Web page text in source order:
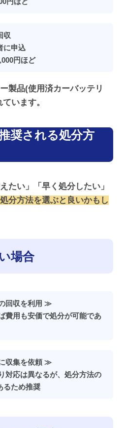
収
に申込
円ほど
製品(使用済カーバッテリ
います。
奨される処分方
たい」「早く処分したい」
分方法を選ぶと良いかもし
場合
回収を利用 ≫
費用も安価で処分が可能であ
収集を依頼 ≫
対応は異なるが、処分方法の
るため推奨